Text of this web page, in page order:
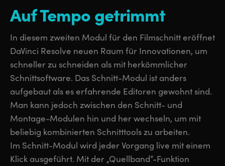
South Africa
Sweden
Chinese Taipei
Turkey
UAE
Ukraine
United Kingdom
South Africa
Sweden
Chinese Taipei
Turkey
UAE
Ukraine
United Kingdom
Auf Tempo getrimmt
In diesem zweiten Modul für den Filmschnitt eröffnet
DaVinci Resolve neuen Raum für Innovationen, um
schneller zu schneiden als mit herkömmlicher
Schnittsoftware. Das Schnitt-Modul ist anders
aufgebaut als es erfahrende Editoren gewohnt sind.
Man kann jedoch zwischen den Schnitt- und
Montage-Modulen hin und her wechseln, um mit
beliebig kombinierten Schnitttools zu arbeiten.
Im Schnitt-Modul wird jeder Vorgang live mit einem
Klick ausgeführt. Mit der „Quellband“-Funktion